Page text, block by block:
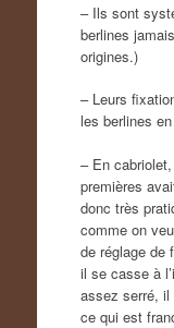
– Ils sont
berlines
origines.)
– Leurs
les berlines
– En
premières
donc très
comme on
de réglage de
il se casse à
assez serré,
ce qui est